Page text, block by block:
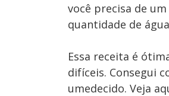
você precisa de
quantidade de
Essa receita é
difíceis. Consegui
umedecido. Veja